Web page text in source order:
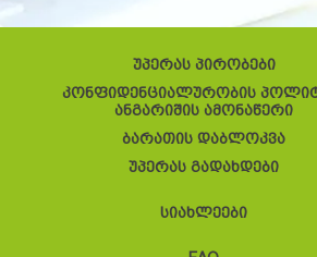
უპერას პირობები
კონფიდენციალურობის
ანგარიშის ამონაწერი
ბარათის დაბლოკვა
უპერას გადახდები
სიახლეები